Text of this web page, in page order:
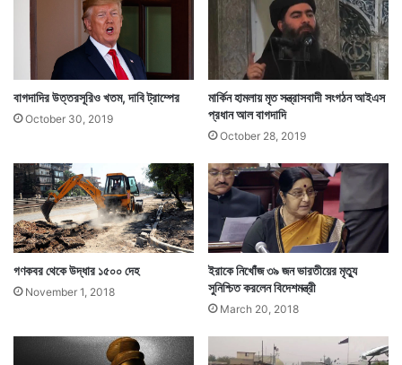
বাগদাদির উত্তরসূরিও খতম, দাবি ট্রাম্পের
October 30, 2019
মার্কিন হামলায় মৃত সন্ত্রাসবাদী সংগঠন আইএস
প্রধান আল বাগদাদি
October 28, 2019
গণকবর থেকে উদ্ধার ১৫০০ দেহ
November 1, 2018
ইরাকে নিখোঁজ ৩৯ জন ভারতীয়ের মৃত্যু
সুনিশ্চিত করলেন বিদেশমন্ত্রী
March 20, 2018